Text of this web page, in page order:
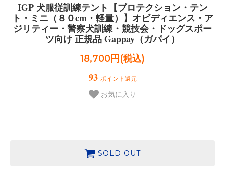
IGP 犬服従訓練テント【プロテクション・テン
ト・ミニ（８０cm・軽量）】オビディエンス・ア
ジリティー・警察犬訓練・競技会・ドッグスポー
ツ向け 正規品 Gappay（ガパイ）
18,700円(税込)
93 ポイント還元
お気に入り
SOLD OUT